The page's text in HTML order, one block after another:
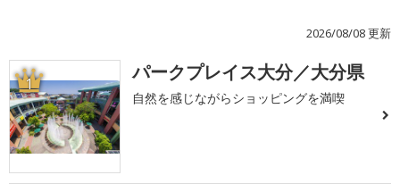
2026/08/08 更新
1 パークプレイス大分／大分県
自然を感じながらショッピングを満喫